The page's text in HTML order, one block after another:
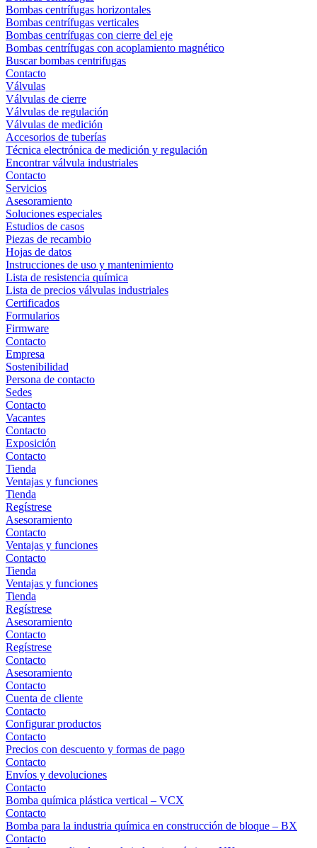
Bombas centrífugas horizontales
Bombas centrífugas verticales
Bombas centrífugas con cierre del eje
Bombas centrífugas con acoplamiento magnético
Buscar bombas centrifugas
Contacto
Válvulas
Válvulas de cierre
Válvulas de regulación
Válvulas de medición
Accesorios de tuberías
Técnica electrónica de medición y regulación
Encontrar válvula industriales
Contacto
Servicios
Asesoramiento
Soluciones especiales
Estudios de casos
Piezas de recambio
Hojas de datos
Instrucciones de uso y mantenimiento
Lista de resistencia química
Lista de precios válvulas industriales
Certificados
Formularios
Firmware
Contacto
Empresa
Sostenibilidad
Persona de contacto
Sedes
Contacto
Vacantes
Contacto
Exposición
Contacto
Tienda
Ventajas y funciones
Tienda
Regístrese
Asesoramiento
Contacto
Ventajas y funciones
Contacto
Tienda
Ventajas y funciones
Tienda
Regístrese
Asesoramiento
Contacto
Regístrese
Contacto
Asesoramiento
Contacto
Cuenta de cliente
Contacto
Configurar productos
Contacto
Precios con descuento y formas de pago
Contacto
Envíos y devoluciones
Contacto
Bomba química plástica vertical – VCX
Contacto
Bomba para la industria química en construcción de bloque – BX
Contacto